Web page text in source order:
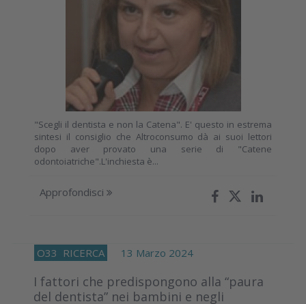
"Scegli il dentista e non la Catena". E' questo in estrema
sintesi il consiglio che Altroconsumo dà ai suoi lettori
dopo aver provato una serie di "Catene
odontoiatriche".L'inchiesta è...
Approfondisci
O33 RICERCA 13 Marzo 2024
I fattori che predispongono alla “paura
del dentista” nei bambini e negli